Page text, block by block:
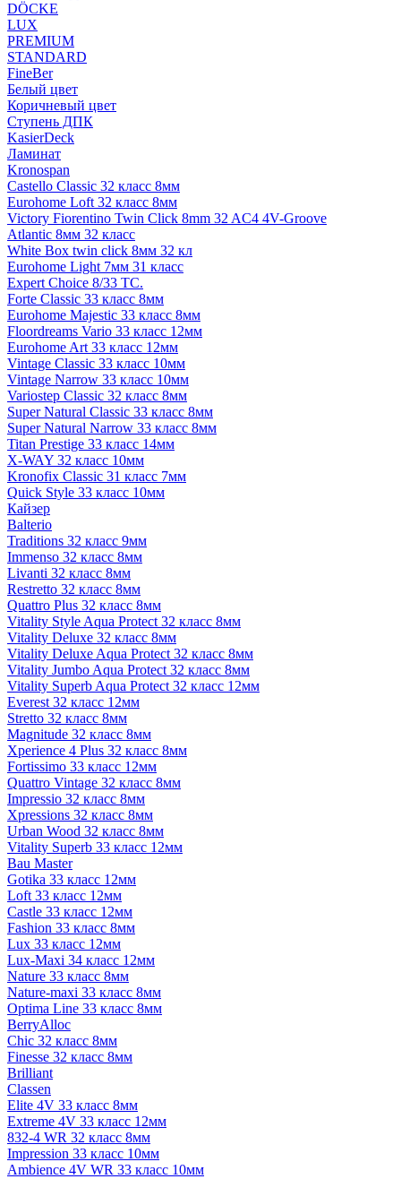
DÖCKE
LUX
PREMIUM
STANDARD
FineBer
Белый цвет
Коричневый цвет
Ступень ДПК
KasierDeck
Ламинат
Kronospan
Castello Classic 32 класс 8мм
Eurohome Loft 32 класс 8мм
Victory Fiorentino Twin Click 8mm 32 AC4 4V-Groove
Atlantic 8мм 32 класс
White Box twin click 8мм 32 кл
Eurohome Light 7мм 31 класс
Expert Choice 8/33 TC.
Forte Classic 33 класс 8мм
Eurohome Majestic 33 класс 8мм
Floordreams Vario 33 класс 12мм
Eurohome Art 33 класс 12мм
Vintage Classic 33 класс 10мм
Vintage Narrow 33 класс 10мм
Variostep Classic 32 класс 8мм
Super Natural Classic 33 класс 8мм
Super Natural Narrow 33 класс 8мм
Titan Prestige 33 класс 14мм
X-WAY 32 класс 10мм
Kronofix Classic 31 класс 7мм
Quick Style 33 класс 10мм
Кайзер
Balterio
Traditions 32 класс 9мм
Immenso 32 класс 8мм
Livanti 32 класс 8мм
Restretto 32 класс 8мм
Quattro Plus 32 класс 8мм
Vitality Style Aqua Protect 32 класс 8мм
Vitality Deluxe 32 класс 8мм
Vitality Deluxe Aqua Protect 32 класс 8мм
Vitality Jumbo Aqua Protect 32 класс 8мм
Vitality Superb Aqua Protect 32 класс 12мм
Everest 32 класс 12мм
Stretto 32 класс 8мм
Magnitude 32 класс 8мм
Xperience 4 Plus 32 класс 8мм
Fortissimo 33 класс 12мм
Quattro Vintage 32 класс 8мм
Impressio 32 класс 8мм
Xpressions 32 класс 8мм
Urban Wood 32 класс 8мм
Vitality Superb 33 класс 12мм
Bau Master
Gotika 33 класс 12мм
Loft 33 класс 12мм
Castle 33 класс 12мм
Fashion 33 класс 8мм
Lux 33 класс 12мм
Lux-Maxi 34 класс 12мм
Nature 33 класс 8мм
Nature-maxi 33 класс 8мм
Optima Line 33 класс 8мм
BerryAlloc
Chic 32 класс 8мм
Finesse 32 класс 8мм
Brilliant
Classen
Elite 4V 33 класс 8мм
Extreme 4V 33 класс 12мм
832-4 WR 32 класс 8мм
Impression 33 класс 10мм
Ambience 4V WR 33 класс 10мм